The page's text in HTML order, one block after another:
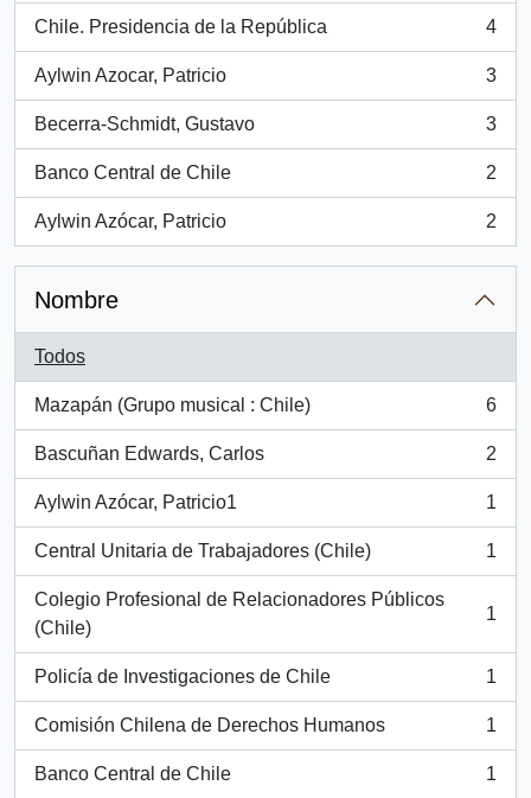
Chile. Presidencia de la República
, 4 resultados
4
Aylwin Azocar, Patricio
, 3 resultados
3
Becerra-Schmidt, Gustavo
, 3 resultados
3
Banco Central de Chile
, 2 resultados
2
Aylwin Azócar, Patricio
, 2 resultados
2
Nombre
Todos
Mazapán (Grupo musical : Chile)
, 6 resultados
6
Bascuñan Edwards, Carlos
, 2 resultados
2
Aylwin Azócar, Patricio1
, 1 resultados
1
Central Unitaria de Trabajadores (Chile)
, 1 resultados
1
Colegio Profesional de Relacionadores Públicos
(Chile)
, 1 resultados
1
Policía de Investigaciones de Chile
, 1 resultados
1
Comisión Chilena de Derechos Humanos
, 1 resultados
1
Banco Central de Chile
, 1 resultados
1